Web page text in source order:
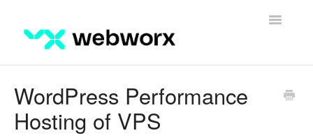
Toggle
Contact
WordPress Performance
Hosting of VPS